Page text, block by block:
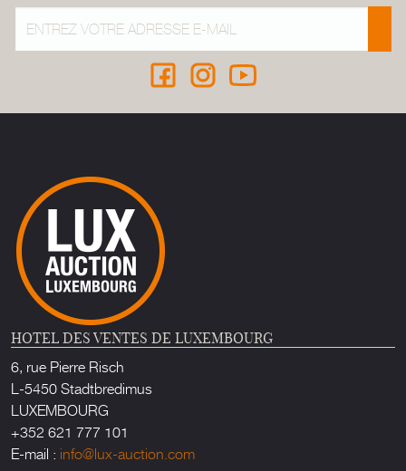
HOTEL DES VENTES DE LUXEMBOURG
6, rue Pierre Risch
L-5450 Stadtbredimus
LUXEMBOURG
+352 621 777 101
E-mail : info@lux-auction.com